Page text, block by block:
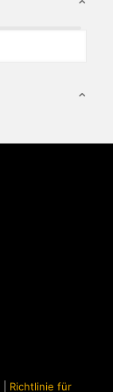
Richtlinie für